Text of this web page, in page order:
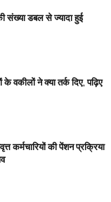
संख्या डबल से ज्यादा हुई
के वकीलों ने क्या तर्क दिए, पढ़िए
कर्मचारियों की पेंशन प्रक्रिया